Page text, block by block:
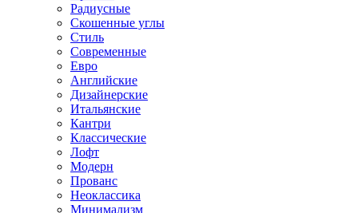
Радиусные
Скошенные углы
Стиль
Современные
Евро
Английские
Дизайнерские
Итальянские
Кантри
Классические
Лофт
Модерн
Прованс
Неоклассика
Минимализм